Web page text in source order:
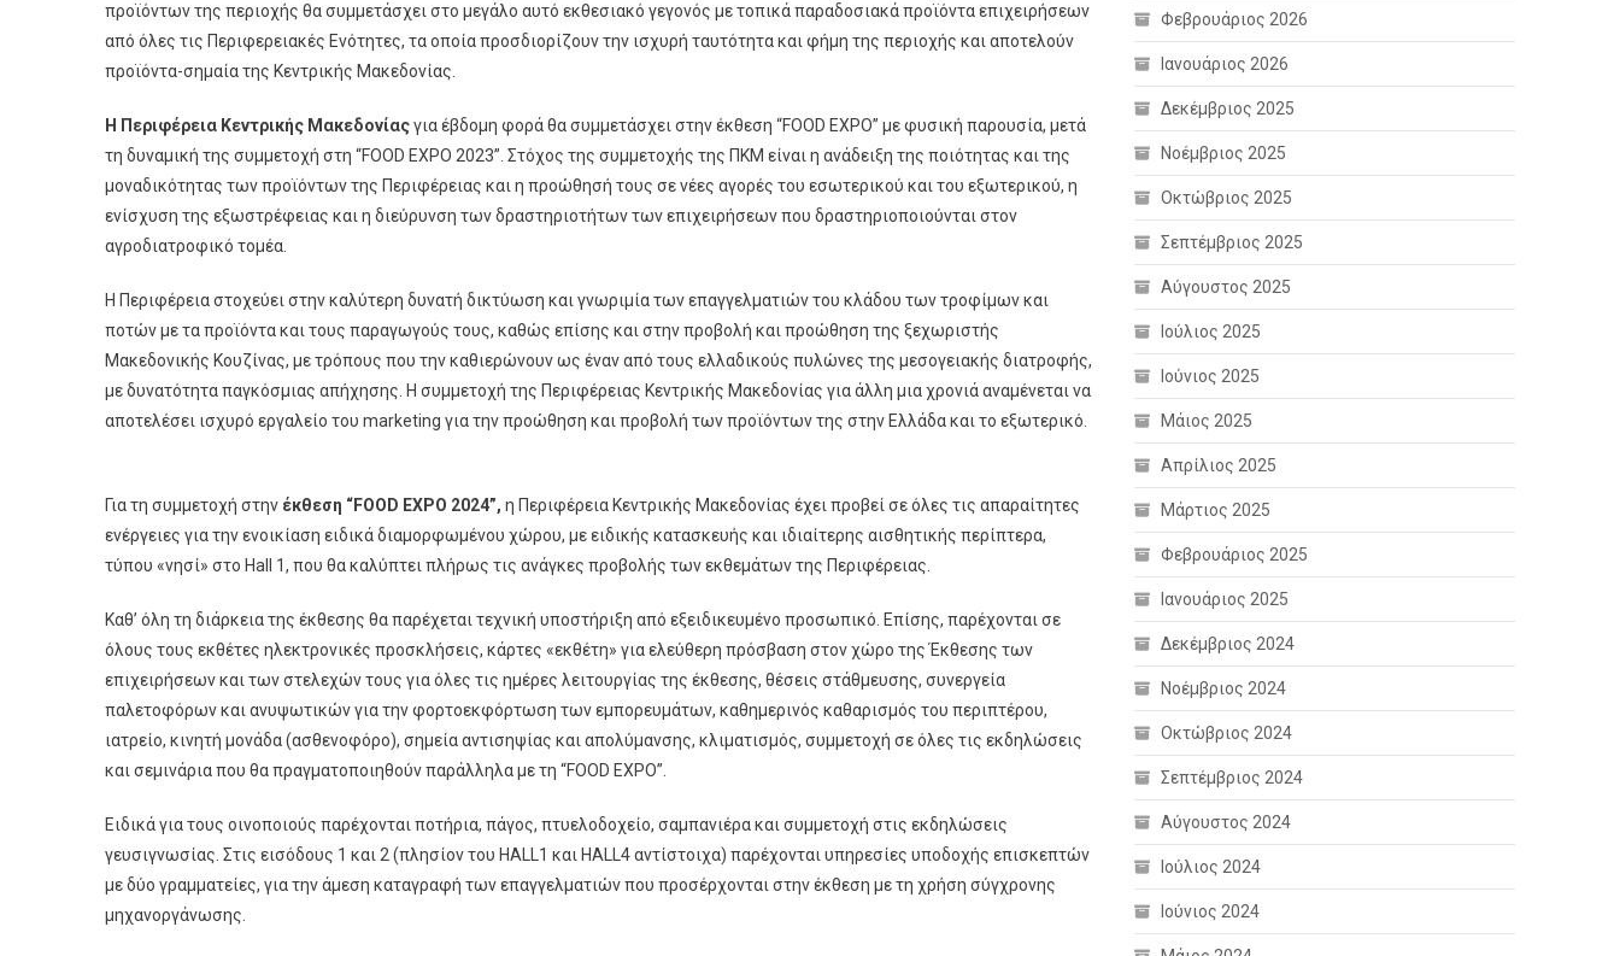
προϊόντων της περιοχής θα συμμετάσχει στο μεγάλο αυτό εκθεσιακό γεγονός με τοπικά παραδοσιακά προϊόντα επιχειρήσεων
από όλες τις Περιφερειακές Ενότητες, τα οποία προσδιορίζουν την ισχυρή ταυτότητα και φήμη της περιοχής και αποτελούν
προϊόντα-σημαία της Κεντρικής Μακεδονίας.
Η Περιφέρεια Κεντρικής Μακεδονίαςγια έβδομη φορά θα συμμετάσχει στην έκθεση “FOOD EXPO” με φυσική παρουσία, μετά
τη δυναμική της συμμετοχή στη “FOOD EXPO 2023”. Στόχος της συμμετοχής της ΠΚΜ είναι η ανάδειξη της ποιότητας και της
μοναδικότητας των προϊόντων της Περιφέρειας και η προώθησή τους σε νέες αγορές του εσωτερικού και του εξωτερικού, η
ενίσχυση της εξωστρέφειας και η διεύρυνση των δραστηριοτήτων των επιχειρήσεων που δραστηριοποιούνται στον
αγροδιατροφικό τομέα.
Η Περιφέρεια στοχεύει στην καλύτερη δυνατή δικτύωση και γνωριμία των επαγγελματιών του κλάδου των τροφίμων και
ποτών με τα προϊόντα και τους παραγωγούς τους, καθώς επίσης και στην προβολή και προώθηση της ξεχωριστής
Μακεδονικής Κουζίνας, με τρόπους που την καθιερώνουν ως έναν από τους ελλαδικούς πυλώνες της μεσογειακής διατροφής,
με δυνατότητα παγκόσμιας απήχησης. Η συμμετοχή της Περιφέρειας Κεντρικής Μακεδονίας για άλλη μια χρονιά αναμένεται να
αποτελέσει ισχυρό εργαλείο του marketing για την προώθηση και προβολή των προϊόντων της στην Ελλάδα και το εξωτερικό.
Για τη συμμετοχή στην έκθεση “FOOD EXPO 2024”, η Περιφέρεια Κεντρικής Μακεδονίας έχει προβεί σε όλες τις απαραίτητες
ενέργειες για την ενοικίαση ειδικά διαμορφωμένου χώρου, με ειδικής κατασκευής και ιδιαίτερης αισθητικής περίπτερα,
τύπου «νησί» στο Hall 1, που θα καλύπτει πλήρως τις ανάγκες προβολής των εκθεμάτων της Περιφέρειας.
Καθ’ όλη τη διάρκεια της έκθεσης θα παρέχεται τεχνική υποστήριξη από εξειδικευμένο προσωπικό. Επίσης, παρέχονται σε
όλους τους εκθέτες ηλεκτρονικές προσκλήσεις, κάρτες «εκθέτη» για ελεύθερη πρόσβαση στον χώρο της Έκθεσης των
επιχειρήσεων και των στελεχών τους για όλες τις ημέρες λειτουργίας της έκθεσης, θέσεις στάθμευσης, συνεργεία
παλετοφόρων και ανυψωτικών για την φορτοεκφόρτωση των εμπορευμάτων, καθημερινός καθαρισμός του περιπτέρου,
ιατρείο, κινητή μονάδα (ασθενοφόρο), σημεία αντισηψίας και απολύμανσης, κλιματισμός, συμμετοχή σε όλες τις εκδηλώσεις
και σεμινάρια που θα πραγματοποιηθούν παράλληλα με τη “FOOD EXPO”.
Ειδικά για τους οινοποιούς παρέχονται ποτήρια, πάγος, πτυελοδοχείο, σαμπανιέρα και συμμετοχή στις εκδηλώσεις
γευσιγνωσίας. Στις εισόδους 1 και 2 (πλησίον του HALL1 και HALL4 αντίστοιχα) παρέχονται υπηρεσίες υποδοχής επισκεπτών
με δύο γραμματείες, για την άμεση καταγραφή των επαγγελματιών που προσέρχονται στην έκθεση με τη χρήση σύγχρονης
μηχανοργάνωσης.
Φεβρουάριος 2026
Ιανουάριος 2026
Δεκέμβριος 2025
Νοέμβριος 2025
Οκτώβριος 2025
Σεπτέμβριος 2025
Αύγουστος 2025
Ιούλιος 2025
Ιούνιος 2025
Μάιος 2025
Απρίλιος 2025
Μάρτιος 2025
Φεβρουάριος 2025
Ιανουάριος 2025
Δεκέμβριος 2024
Νοέμβριος 2024
Οκτώβριος 2024
Σεπτέμβριος 2024
Αύγουστος 2024
Ιούλιος 2024
Ιούνιος 2024